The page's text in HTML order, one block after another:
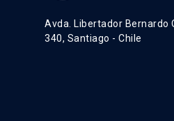
Avda. Libertador Bernardo
340, Santiago - Chile